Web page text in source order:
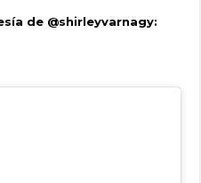
de @shirleyvarnagy: